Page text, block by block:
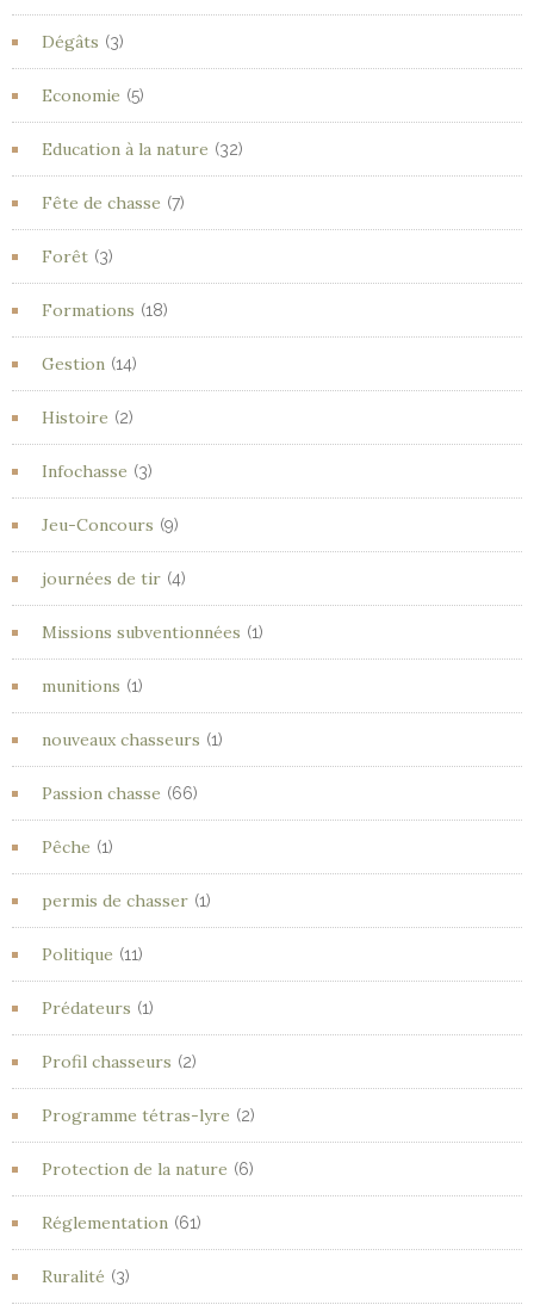
Dégâts (3)
Economie (5)
Education à la nature (32)
Fête de chasse (7)
Forêt (3)
Formations (18)
Gestion (14)
Histoire (2)
Infochasse (3)
Jeu-Concours (9)
journées de tir (4)
Missions subventionnées (1)
munitions (1)
nouveaux chasseurs (1)
Passion chasse (66)
Pêche (1)
permis de chasser (1)
Politique (11)
Prédateurs (1)
Profil chasseurs (2)
Programme tétras-lyre (2)
Protection de la nature (6)
Réglementation (61)
Ruralité (3)